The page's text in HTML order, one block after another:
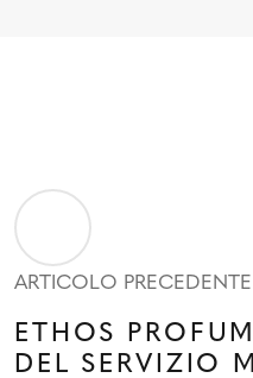
ARTICOLO PRECEDENTE
ETHOS
DEL SERVIZIO